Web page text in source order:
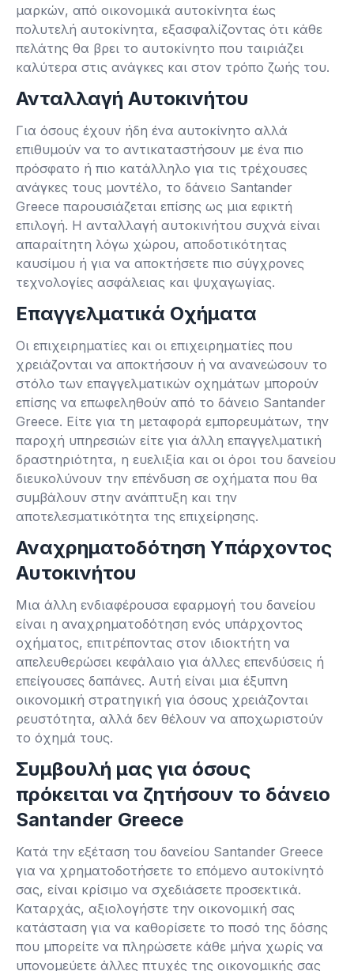
μαρκών, από οικονομικά αυτοκίνητα έως
πολυτελή αυτοκίνητα, εξασφαλίζοντας ότι κάθε
πελάτης θα βρει το αυτοκίνητο που ταιριάζει
καλύτερα στις ανάγκες και στον τρόπο ζωής του.
Ανταλλαγή Αυτοκινήτου
Για όσους έχουν ήδη ένα αυτοκίνητο αλλά
επιθυμούν να το αντικαταστήσουν με ένα πιο
πρόσφατο ή πιο κατάλληλο για τις τρέχουσες
ανάγκες τους μοντέλο, το δάνειο Santander
Greece παρουσιάζεται επίσης ως μια εφικτή
επιλογή. Η ανταλλαγή αυτοκινήτου συχνά είναι
απαραίτητη λόγω χώρου, αποδοτικότητας
καυσίμου ή για να αποκτήσετε πιο σύγχρονες
τεχνολογίες ασφάλειας και ψυχαγωγίας.
Επαγγελματικά Οχήματα
Οι επιχειρηματίες και οι επιχειρηματίες που
χρειάζονται να αποκτήσουν ή να ανανεώσουν το
στόλο των επαγγελματικών οχημάτων μπορούν
επίσης να επωφεληθούν από το δάνειο Santander
Greece. Είτε για τη μεταφορά εμπορευμάτων, την
παροχή υπηρεσιών είτε για άλλη επαγγελματική
δραστηριότητα, η ευελιξία και οι όροι του δανείου
διευκολύνουν την επένδυση σε οχήματα που θα
συμβάλουν στην ανάπτυξη και την
αποτελεσματικότητα της επιχείρησης.
Αναχρηματοδότηση Υπάρχοντος
Αυτοκινήτου
Μια άλλη ενδιαφέρουσα εφαρμογή του δανείου
είναι η αναχρηματοδότηση ενός υπάρχοντος
οχήματος, επιτρέποντας στον ιδιοκτήτη να
απελευθερώσει κεφάλαιο για άλλες επενδύσεις ή
επείγουσες δαπάνες. Αυτή είναι μια έξυπνη
οικονομική στρατηγική για όσους χρειάζονται
ρευστότητα, αλλά δεν θέλουν να αποχωριστούν
το όχημά τους.
Συμβουλή μας για όσους
πρόκειται να ζητήσουν το δάνειο
Santander Greece
Κατά την εξέταση του δανείου Santander Greece
για να χρηματοδοτήσετε το επόμενο αυτοκίνητό
σας, είναι κρίσιμο να σχεδιάσετε προσεκτικά.
Καταρχάς, αξιολογήστε την οικονομική σας
κατάσταση για να καθορίσετε το ποσό της δόσης
που μπορείτε να πληρώσετε κάθε μήνα χωρίς να
υπονομεύετε άλλες πτυχές της οικονομικής σας